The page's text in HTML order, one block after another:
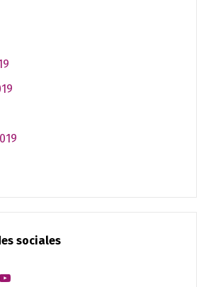
sociales